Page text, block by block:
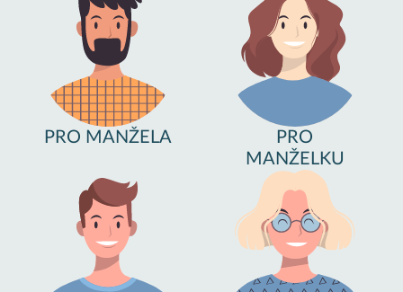
PRO MANŽELA
PRO
MANŽELKU